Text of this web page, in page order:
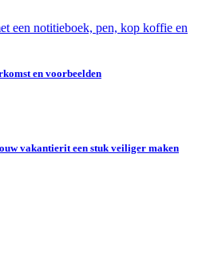
en voorbeelden
vakantierit een stuk veiliger maken